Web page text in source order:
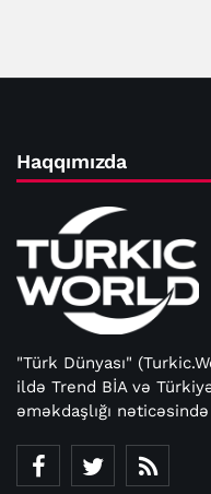
Haqqımızda
"Türk Dünyası"
ildə Trend BİA və
əməkdaşlığı